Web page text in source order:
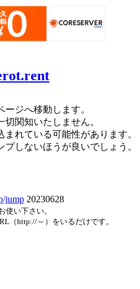
ージへ移動します。
関知いたしません。
れている可能性があります。
しないほうが良いでしょう。
jump20230628
い下さい。
（http://～）をいるだけです。